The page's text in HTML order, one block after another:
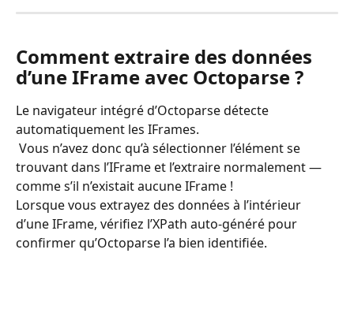
Comment extraire des données
d’une IFrame avec Octoparse ?
Le navigateur intégré d’Octoparse détecte
automatiquement les IFrames.
trouvant dans l’IFrame et l’extraire normalement —
comme s’il n’existait aucune IFrame !
Lorsque vous extrayez des données à l’intérieur
d’une IFrame, vérifiez l’XPath auto-généré pour
confirmer qu’Octoparse l’a bien identifiée.